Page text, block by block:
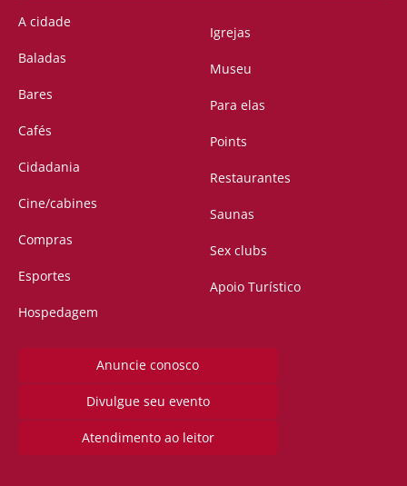
A cidade
Baladas
Bares
Cafés
Cidadania
Cine/cabines
Compras
Esportes
Hospedagem
Igrejas
Museu
Para elas
Points
Restaurantes
Saunas
Sex clubs
Apoio Turístico
Anuncie conosco
Divulgue seu evento
Atendimento ao leitor